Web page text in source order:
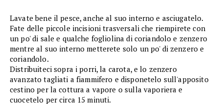
Lavate bene il pesce, anche al suo interno e asciugatelo.
Fate delle piccole incisioni trasversali che riempirete con
un po' di sale e qualche fogliolina di coriandolo e zenzero
mentre al suo interno metterete solo un po' di zenzero e
coriandolo.
Distribuiteci sopra i porri, la carota, e lo zenzero
avanzato tagliati a fiammifero e disponetelo sull'apposito
cestino per la cottura a vapore o sulla vaporiera e
cuocetelo per circa 15 minuti.